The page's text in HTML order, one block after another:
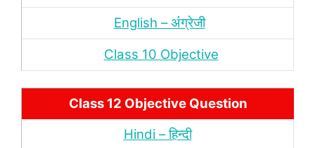
English – अंंग्रेजी
Class 10 Objective
Class 12 Objective Question
Hindi – हिन्‍दी